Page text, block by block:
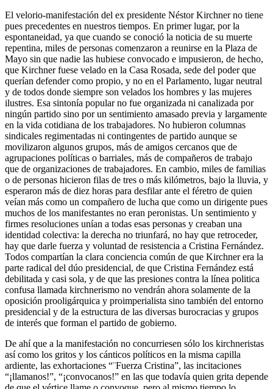
El velorio-manifestación del ex presidente Néstor Kirchner no tiene
pues precedentes en nuestros tiempos. En primer lugar, por la
espontaneidad, ya que cuando se conoció la noticia de su muerte
repentina, miles de personas comenzaron a reunirse en la Plaza de
Mayo sin que nadie las hubiese convocado e impusieron, de hecho,
que Kirchner fuese velado en la Casa Rosada, sede del poder que
querían defender como propio, y no en el Parlamento, lugar neutral
y de todos donde siempre son velados los hombres y las mujeres
ilustres. Esa sintonía popular no fue organizada ni canalizada por
ningún partido sino por un sentimiento amasado previa y largamente
en la vida cotidiana de los trabajadores. No hubieron columnas
sindicales regimentadas ni contingentes de partido aunque se
movilizaron algunos grupos, más de amigos cercanos que de
agrupaciones políticas o barriales, más de compañeros de trabajo
que de organizaciones de trabajadores. En cambio, miles de familias
o de personas hicieron filas de tres o más kilómetros, bajo la lluvia, y
esperaron más de diez horas para desfilar ante el féretro de quien
veían más como un compañero de lucha que como un dirigente pues
muchos de los manifestantes no eran peronistas. Un sentimiento y
firmes resoluciones unían a todas esas personas y creaban una
identidad colectiva: la derecha no triunfará, no hay que retroceder,
hay que darle fuerza y voluntad de resistencia a Cristina Fernández.
Todos compartían la clara conciencia común de que Kirchner era la
parte radical del dúo presidencial, de que Cristina Fernández está
debilitada y casi sola, y de que las presiones contra la línea politica
confusa llamada kirchnerismo no vendrán ahora solamente de la
oposición prooligárquica y proimperialista sino también del entorno
presidencial y de la estructura de las diversas burocracias y grupos
de interés que forman el partido de gobierno.
De ahí que a la manifestación no concurriesen sólo los kirchneristas
así como los gritos y los cánticos políticos en la misma capilla
ardiente, las exhortaciones “¨Fuerza Cristina”, las incitaciones
“¡llamanos!”, “¡convocanos!” en las que todavía quien grita depende